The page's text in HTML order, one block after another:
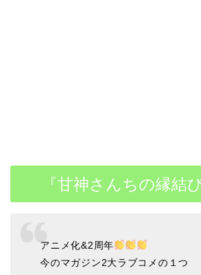
『甘神さんちの縁結
アニメ化&2周年
今のマガジン2大ラブコメの１つ